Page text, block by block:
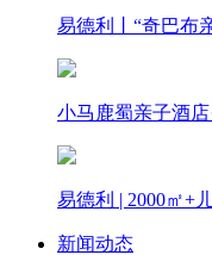
易德利丨“奇巴布
小马鹿蜀亲子酒
易德利 | 2000㎡+
新闻动态